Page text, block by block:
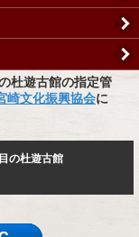
杜遊古館の指定管
崎文化振興協会に
の杜遊古館